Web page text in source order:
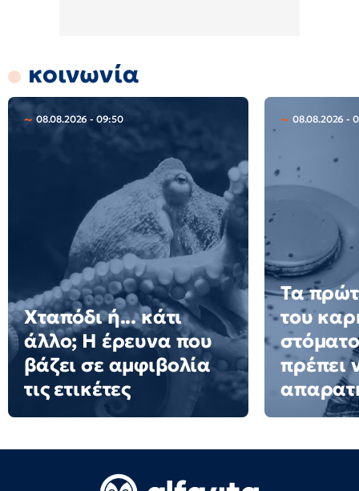
κοινωνία
08.08.2026 - 09:50
Χταπόδι ή... κάτι
άλλο; Η έρευνα που
βάζει σε αμφιβολία
τις ετικέτες
08.08.2026 -
Τα
του
πρέπει